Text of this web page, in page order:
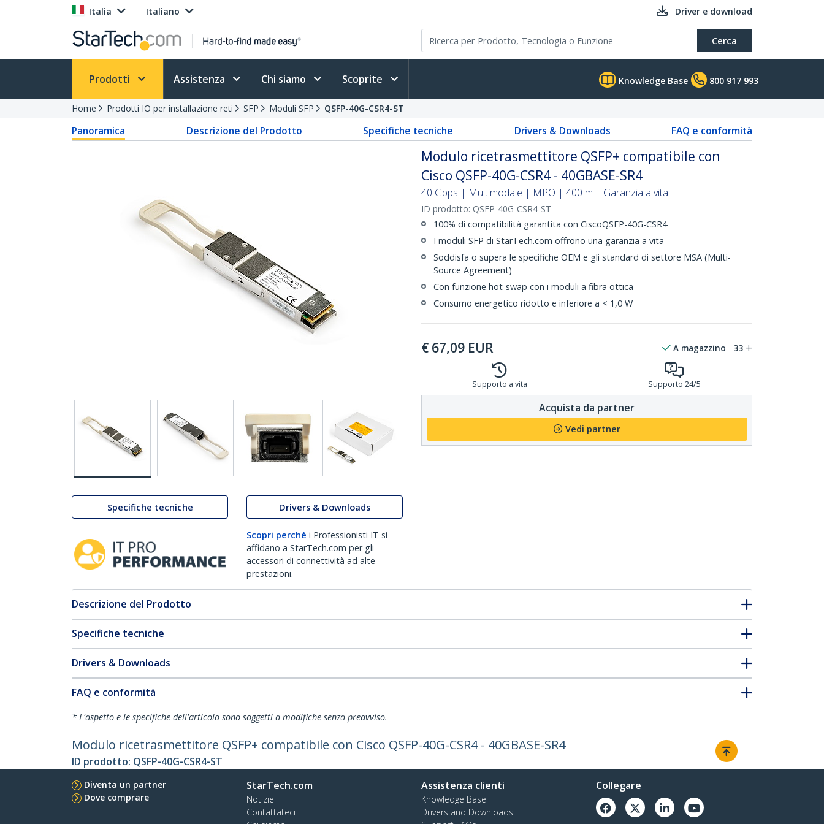
Italia Italiano Driver e download
Cerca
Prodotti Assistenza Chi siamo Scoprite Knowledge Base 800 917 993
Home Prodotti IO per installazione reti SFP Moduli SFP QSFP-40G-CSR4-ST
Panoramica Descrizione del Prodotto Specifiche tecniche Drivers & Downloads FAQ e conformità
Specifiche tecniche Drivers & Downloads
Scopri perché i Professionisti IT si
affidano a StarTech.com per gli
accessori di connettività ad alte
prestazioni.
Modulo ricetrasmettitore QSFP+ compatibile con
Cisco QSFP-40G-CSR4 - 40GBASE-SR4
40 Gbps | Multimodale | MPO | 400 m | Garanzia a vita
ID prodotto: QSFP-40G-CSR4-ST
100% di compatibilità garantita con CiscoQSFP-40G-CSR4
I moduli SFP di StarTech.com offrono una garanzia a vita
Soddisfa o supera le specifiche OEM e gli standard di settore MSA (Multi-
Source Agreement)
Con funzione hot-swap con i moduli a fibra ottica
Consumo energetico ridotto e inferiore a < 1,0 W
€ 67,09 EUR A magazzino 33
Supporto a vita Supporto 24/5
Acquista da partner
Vedi partner
Descrizione del Prodotto
Specifiche tecniche
Drivers & Downloads
FAQ e conformità
* L'aspetto e le specifiche dell'articolo sono soggetti a modifiche senza preavviso.
Modulo ricetrasmettitore QSFP+ compatibile con Cisco QSFP-40G-CSR4 - 40GBASE-SR4
ID prodotto: QSFP-40G-CSR4-ST
Diventa un partner
Dove comprare
StarTech.com
Notizie
Contattateci
Assistenza clienti
Knowledge Base
Drivers and Downloads
Collegare